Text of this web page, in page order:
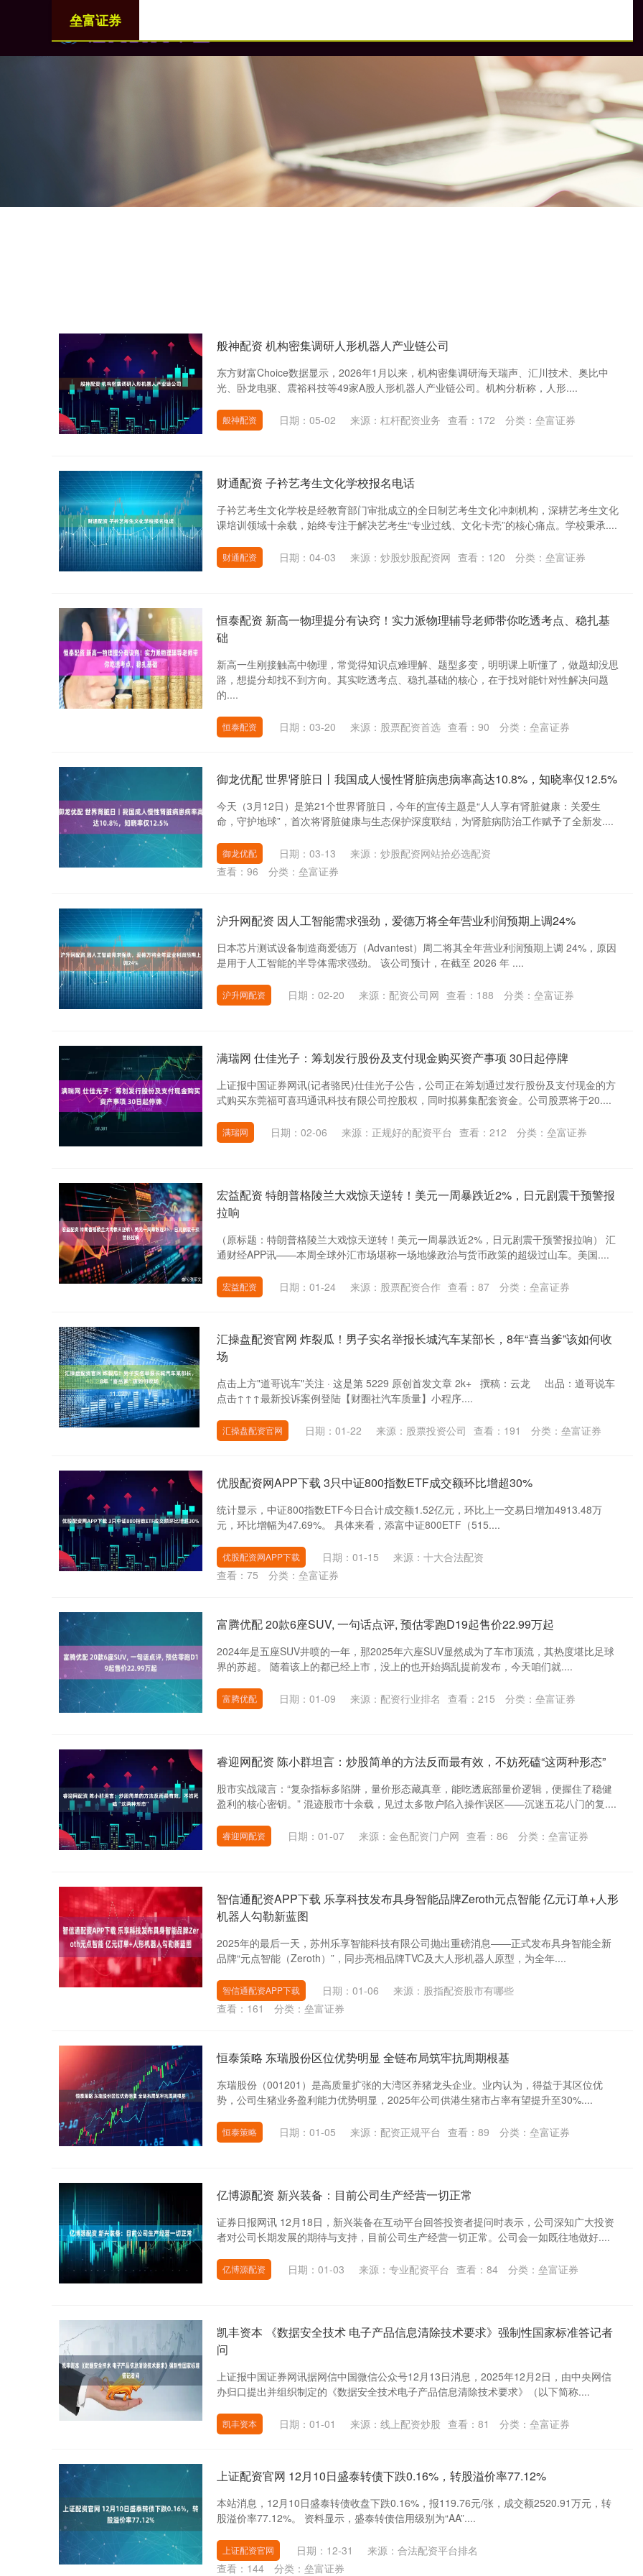
垒富证券
般神配资 机构密集调研人形机器人产业链公司
东方财富Choice数据显示，2026年1月以来，机构密集调研海天瑞声、汇川技术、奥比中
光、卧龙电驱、震裕科技等49家A股人形机器人产业链公司。机构分析称，人形....
般神配资 日期：05-02 来源：杠杆配资业务 查看： 172 分类： 垒富证券
财通配资 子衿艺考生文化学校报名电话
子衿艺考生文化学校是经教育部门审批成立的全日制艺考生文化冲刺机构，深耕艺考生文化
课培训领域十余载，始终专注于解决艺考生“专业过线、文化卡壳”的核心痛点。学校秉承....
财通配资 日期：04-03 来源：炒股炒股配资网 查看： 120 分类： 垒富证券
恒泰配资 新高一物理提分有诀窍！实力派物理辅导老师带你吃透考点、稳扎基
础
新高一生刚接触高中物理，常觉得知识点难理解、题型多变，明明课上听懂了，做题却没思
路，想提分却找不到方向。其实吃透考点、稳扎基础的核心，在于找对能针对性解决问题
的....
恒泰配资 日期：03-20 来源：股票配资首选 查看： 90 分类： 垒富证券
御龙优配 世界肾脏日丨我国成人慢性肾脏病患病率高达10.8%，知晓率仅12.5%
今天（3月12日）是第21个世界肾脏日，今年的宣传主题是“人人享有肾脏健康：关爱生
命，守护地球”，首次将肾脏健康与生态保护深度联结，为肾脏病防治工作赋予了全新发....
御龙优配 日期：03-13
来源：炒股配资网站拾必选配资
查看： 96 分类： 垒富证券
沪升网配资 因人工智能需求强劲，爱德万将全年营业利润预期上调24%
日本芯片测试设备制造商爱德万（Advantest）周二将其全年营业利润预期上调 24%，原因
是用于人工智能的半导体需求强劲。 该公司预计，在截至 2026 年 ....
沪升网配资 日期：02-20 来源：配资公司网 查看： 188 分类： 垒富证券
满瑞网 仕佳光子：筹划发行股份及支付现金购买资产事项 30日起停牌
上证报中国证券网讯(记者骆民)仕佳光子公告，公司正在筹划通过发行股份及支付现金的方
式购买东莞福可喜玛通讯科技有限公司控股权，同时拟募集配套资金。公司股票将于20....
满瑞网 日期：02-06 来源：正规好的配资平台 查看： 212 分类： 垒富证券
宏益配资 特朗普格陵兰大戏惊天逆转！美元一周暴跌近2%，日元剧震干预警报
拉响
（原标题：特朗普格陵兰大戏惊天逆转！美元一周暴跌近2%，日元剧震干预警报拉响） 汇
通财经APP讯——本周全球外汇市场堪称一场地缘政治与货币政策的超级过山车。美国....
宏益配资 日期：01-24 来源：股票配资合作 查看： 87 分类： 垒富证券
汇操盘配资官网 炸裂瓜！男子实名举报长城汽车某部长，8年“喜当爹”该如何收
场
点击上方"道哥说车"关注 · 这是第 5229 原创首发文章 2k+ 撰稿：云龙 出品：道哥说车
点击↑↑↑最新投诉案例登陆【财圈社汽车质量】小程序....
汇操盘配资官网 日期：01-22 来源：股票投资公司 查看： 191 分类： 垒富证券
优股配资网APP下载 3只中证800指数ETF成交额环比增超30%
统计显示，中证800指数ETF今日合计成交额1.52亿元，环比上一交易日增加4913.48万
元，环比增幅为47.69%。 具体来看，添富中证800ETF（515....
优股配资网APP下载 日期：01-15
来源：十大合法配资
查看： 75 分类： 垒富证券
富腾优配 20款6座SUV, 一句话点评, 预估零跑D19起售价22.99万起
2024年是五座SUV井喷的一年，那2025年六座SUV显然成为了车市顶流，其热度堪比足球
界的苏超。 随着该上的都已经上市，没上的也开始捣乱提前发布，今天咱们就....
富腾优配 日期：01-09 来源：配资行业排名 查看： 215 分类： 垒富证券
睿迎网配资 陈小群坦言：炒股简单的方法反而最有效，不妨死磕“这两种形态”
股市实战箴言：“复杂指标多陷阱，量价形态藏真章，能吃透底部量价逻辑，便握住了稳健
盈利的核心密钥。” 混迹股市十余载，见过太多散户陷入操作误区——沉迷五花八门的复....
睿迎网配资 日期：01-07 来源：金色配资门户网 查看： 86 分类： 垒富证券
智信通配资APP下载 乐享科技发布具身智能品牌Zeroth元点智能 亿元订单+人形
机器人勾勒新蓝图
2025年的最后一天，苏州乐享智能科技有限公司抛出重磅消息——正式发布具身智能全新
品牌“元点智能（Zeroth）”，同步亮相品牌TVC及大人形机器人原型，为全年....
智信通配资APP下载 日期：01-06
来源：股指配资股市有哪些
查看： 161 分类： 垒富证券
恒泰策略 东瑞股份区位优势明显 全链布局筑牢抗周期根基
东瑞股份（001201）是高质量扩张的大湾区养猪龙头企业。业内认为，得益于其区位优
势，公司生猪业务盈利能力优势明显，2025年公司供港生猪市占率有望提升至30%....
恒泰策略 日期：01-05 来源：配资正规平台 查看： 89 分类： 垒富证券
亿博源配资 新兴装备：目前公司生产经营一切正常
证券日报网讯 12月18日，新兴装备在互动平台回答投资者提问时表示，公司深知广大投资
者对公司长期发展的期待与支持，目前公司生产经营一切正常。公司会一如既往地做好....
亿博源配资 日期：01-03 来源：专业配资平台 查看： 84 分类： 垒富证券
凯丰资本 《数据安全技术 电子产品信息清除技术要求》强制性国家标准答记者
问
上证报中国证券网讯据网信中国微信公众号12月13日消息，2025年12月2日，由中央网信
办归口提出并组织制定的《数据安全技术电子产品信息清除技术要求》（以下简称....
凯丰资本 日期：01-01 来源：线上配资炒股 查看： 81 分类： 垒富证券
上证配资官网 12月10日盛泰转债下跌0.16%，转股溢价率77.12%
本站消息，12月10日盛泰转债收盘下跌0.16%，报119.76元/张，成交额2520.91万元，转
股溢价率77.12%。 资料显示，盛泰转债信用级别为“AA”....
上证配资官网 日期：12-31
来源：合法配资平台排名
查看： 144 分类： 垒富证券